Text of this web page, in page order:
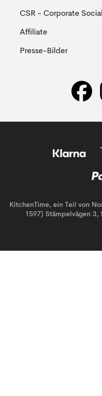
CSR - Corporate
Affiliate
Presse-Bilder
KitchenTime, ein Teil von
1597) Stämpelvägen 3,